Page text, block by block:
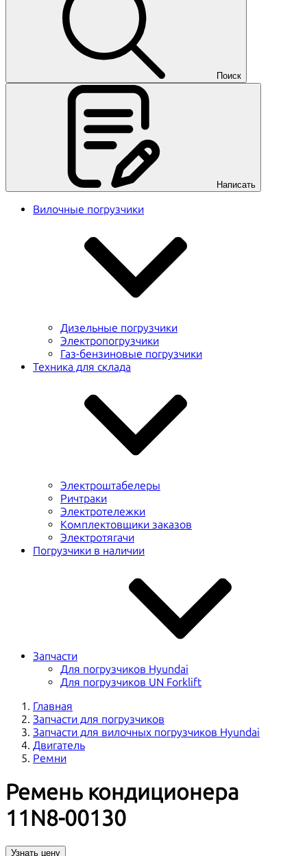
Поиск
Написать
Вилочные погрузчики
Дизельные погрузчики
Электропогрузчики
Газ-бензиновые погрузчики
Техника для склада
Электроштабелеры
Ричтраки
Электротележки
Комплектовщики заказов
Электротягачи
Погрузчики в наличии
Запчасти
Для погрузчиков Hyundai
Для погрузчиков UN Forklift
Главная
Запчасти для погрузчиков
Запчасти для вилочных погрузчиков Hyundai
Двигатель
Ремни
Ремень кондиционера
11N8-00130
Узнать цену